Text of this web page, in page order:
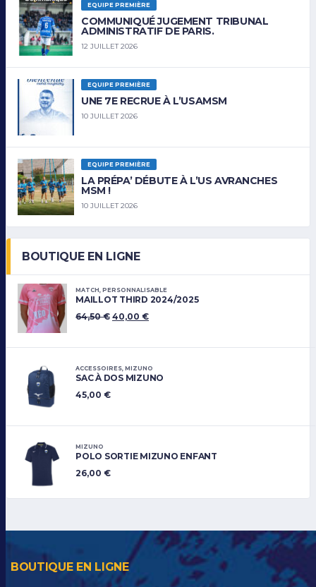
EQUIPE PREMIÈRE
COMMUNIQUÉ JUGEMENT TRIBUNAL
ADMINISTRATIF DE PARIS.
12 JUILLET 2026
EQUIPE PREMIÈRE
UNE 7E RECRUE À L’USAMSM
10 JUILLET 2026
EQUIPE PREMIÈRE
LA PRÉPA’ DÉBUTE À L’US AVRANCHES
MSM !
10 JUILLET 2026
BOUTIQUE EN LIGNE
MATCH PERSONNALISABLE
MAILLOT THIRD 2024/2025
64,50€ 40,00 €
ACCESSOIRES MIZUNO
SAC À DOS MIZUNO
45,00 €
MIZUNO
POLO SORTIE MIZUNO ENFANT
26,00 €
BOUTIQUE EN LIGNE